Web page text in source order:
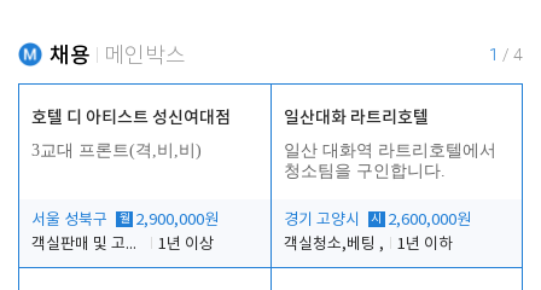
채용 메인박스 1 / 4
호텔 디 아티스트 성신여대점
3교대 프론트(격,비,비)
서울 성북구 월 2,900,000원
객실판매 및 고객응대
1년 이상
일산대화 라트리호텔
일산 대화역 라트리호텔에서
청소팀을 구인합니다.
경기 고양시 시
2,600,000원
객실청소,베팅 ,
1년 이하